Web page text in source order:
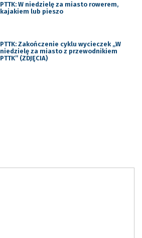
PTTK: W niedzielę za miasto rowerem,
kajakiem lub pieszo
PTTK: Zakończenie cyklu wycieczek ,,W
niedzielę za miasto z przewodnikiem
PTTK” (ZDJĘCIA)